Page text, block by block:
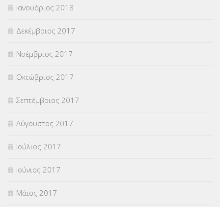
Ιανουάριος 2018
Δεκέμβριος 2017
Νοέμβριος 2017
Οκτώβριος 2017
Σεπτέμβριος 2017
Αύγουστος 2017
Ιούλιος 2017
Ιούνιος 2017
Μάιος 2017